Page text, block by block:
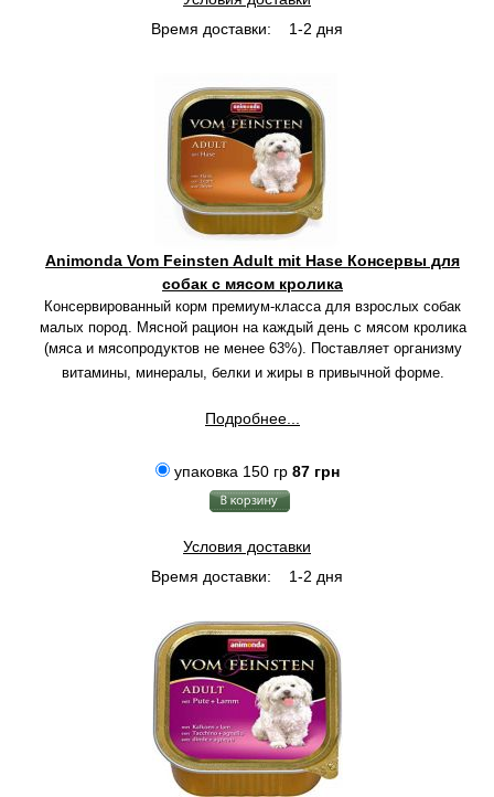
Время доставки:
1-2 дня
Animonda Vom Feinsten Adult mit Hase Консервы для
собак с мясом кролика
Консервированный корм премиум-класса для взрослых собак
малых пород. Мясной рацион на каждый день с мясом кролика
(мяса и мясопродуктов не менее 63%). Поставляет организму
витамины, минералы, белки и жиры в привычной форме.
Подробнее...
упаковка 150 гр 87 грн
Условия доставки
Время доставки:
1-2 дня